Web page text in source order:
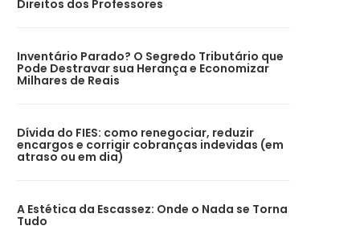
Direitos dos Professores
Inventário Parado? O Segredo Tributário que
Pode Destravar sua Herança e Economizar
Milhares de Reais
Dívida do FIES: como renegociar, reduzir
encargos e corrigir cobranças indevidas (em
atraso ou em dia)
A Estética da Escassez: Onde o Nada se Torna
Tudo